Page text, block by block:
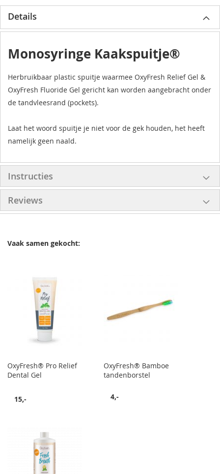
Details
Monosyringe Kaakspuitje®
Herbruikbaar plastic spuitje waarmee OxyFresh Relief Gel &
OxyFresh Fluoride Gel gericht kan worden aangebracht onder
de tandvleesrand (pockets).
Laat het woord spuitje je niet voor de gek houden, het heeft
namelijk geen naald.
Instructies
Reviews
Vaak samen gekocht:
OxyFresh® Pro Relief
Dental Gel
15,-
OxyFresh® Bamboe
tandenborstel
4,-